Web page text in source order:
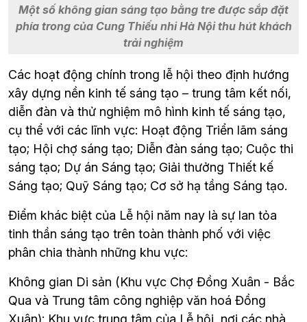
Một số không gian sáng tạo bằng tre được sắp đặt
phía trong của Cung Thiếu nhi Hà Nội thu hút khách
trải nghiệm
Các hoạt động chính trong lễ hội theo định hướng
xây dựng nền kinh tế sáng tạo – trung tâm kết nối,
diễn đàn và thử nghiệm mô hình kinh tế sáng tạo,
cụ thể với các lĩnh vực: Hoạt động Triển lãm sáng
tạo; Hội chợ sáng tạo; Diễn đàn sáng tạo; Cuộc thi
sáng tạo; Dự án Sáng tạo; Giải thưởng Thiết kế
Sáng tạo; Quỹ Sáng tạo; Cơ sở hạ tầng Sáng tạo.
Điểm khác biệt của Lễ hội năm nay là sự lan tỏa
tinh thần sáng tạo trên toàn thành phố với việc
phân chia thành những khu vực:
Không gian Di sản (Khu vực Chợ Đồng Xuân - Bắc
Qua và Trung tâm công nghiệp văn hoá Đồng
Xuân): Khu vực trung tâm của Lễ hội, nơi các nhà